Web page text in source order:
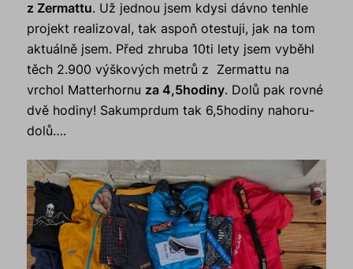
z Zermattu. Už jednou jsem kdysi dávno tenhle
projekt realizoval, tak aspoň otestuji, jak na tom
aktuálně jsem. Před zhruba 10ti lety jsem vyběhl
těch 2.900 výškových metrů z Zermattu na
vrchol Matterhornu za 4,5hodiny. Dolů pak rovné
dvě hodiny! Sakumprdum tak 6,5hodiny nahoru-
dolů….